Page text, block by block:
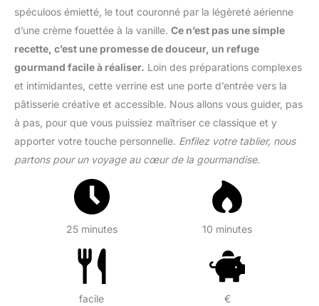
spéculoos émietté, le tout couronné par la légèreté aérienne
d’une crème fouettée à la vanille. Ce n’est pas une simple
recette, c’est une promesse de douceur, un refuge
gourmand facile à réaliser. Loin des préparations complexes
et intimidantes, cette verrine est une porte d’entrée vers la
pâtisserie créative et accessible. Nous allons vous guider, pas
à pas, pour que vous puissiez maîtriser ce classique et y
apporter votre touche personnelle. Enfilez votre tablier, nous
partons pour un voyage au cœur de la gourmandise.
25 minutes 10 minutes
facile €